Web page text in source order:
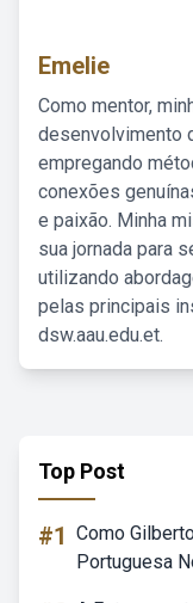
Emelie
Como mentor,
desenvolvimento
empregando
conexões
e paixão. Minha
sua jornada para
utilizando
pelas principais
dsw.aau.edu.et.
Top Post
#1 Como
Portuguesa